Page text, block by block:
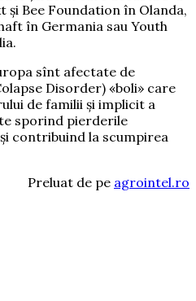
şi Bee Foundation în Olanda,
în Germania sau Youth
sînt afectate de
Disorder) «boli» care
de familii şi implicit a
sporind pierderile
contribuind la scumpirea
Preluat de pe agrointel.ro